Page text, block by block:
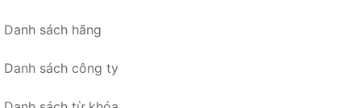
Danh sách hãng
Danh sách công ty